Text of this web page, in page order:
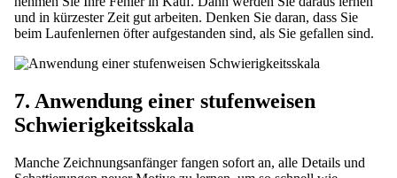
und in kürzester Zeit gut arbeiten. Denken Sie daran, dass Sie
beim Laufenlernen öfter aufgestanden sind, als Sie gefallen sind.
7. Anwendung einer stufenweisen
Schwierigkeitsskala
Manche Zeichnungsanfänger fangen sofort an, alle Details und